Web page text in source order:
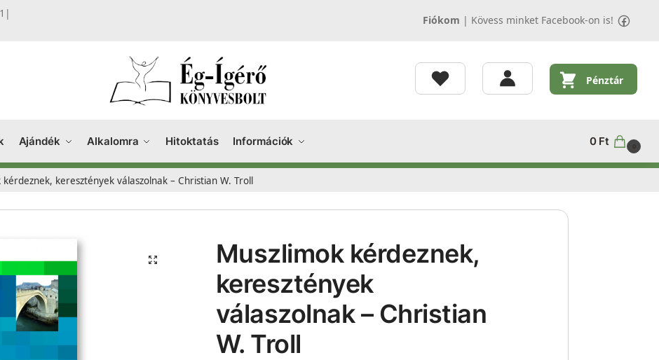
|
Fiókom | Kövess minket Facebook-on is!
Pénztár
Ajándék Alkalomra Hitoktatás Információk 0 Ft 0
kérdeznek, keresztények válaszolnak – Christian W. Troll
Muszlimok kérdeznek,
keresztények
válaszolnak – Christian
W. Troll